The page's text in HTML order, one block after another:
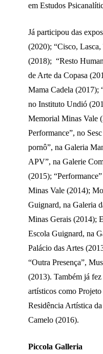
em Estudos
Já participou das
(2020); “Cisco,
(2018); “Resto
de Arte da Copasa
Mama Cadela (2017);
no Instituto Undió
Memorial Minas Vale
Performance”, no
pornô”, na Galeria
APV”, na Galerie
(2015);
Minas Vale (2014);
Guignard, na Galeria
Minas Gerais (2014);
Escola Guignard, na
Palácio das Artes
“Outra Presença”,
(2013). Também já
artísticos como
Residência Artística
Camelo (2016).
Piccola Galleria